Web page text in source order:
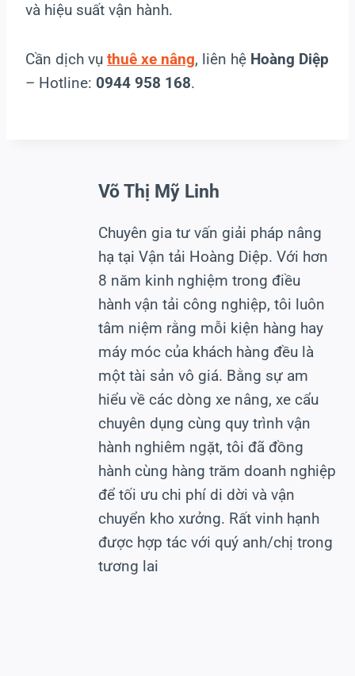
và hiệu suất vận hành.
Cần dịch vụ thuê xe nâng, liên hệ Hoàng Diệp
– Hotline: 0944 958 168.
Võ Thị Mỹ Linh
Chuyên gia tư vấn giải pháp nâng
hạ tại Vận tải Hoàng Diệp. Với hơn
8 năm kinh nghiệm trong điều
hành vận tải công nghiệp, tôi luôn
tâm niệm rằng mỗi kiện hàng hay
máy móc của khách hàng đều là
một tài sản vô giá. Bằng sự am
hiểu về các dòng xe nâng, xe cẩu
chuyên dụng cùng quy trình vận
hành nghiêm ngặt, tôi đã đồng
hành cùng hàng trăm doanh nghiệp
để tối ưu chi phí di dời và vận
chuyển kho xưởng. Rất vinh hạnh
được hợp tác với quý anh/chị trong
tương lai